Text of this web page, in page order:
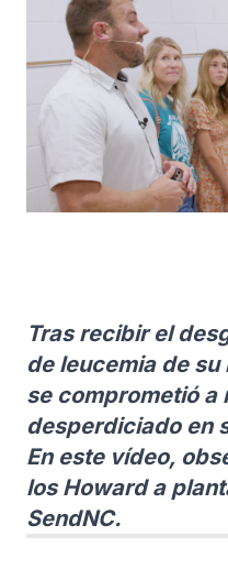
Tras recibir el
de leucemia de
se comprometió a
desperdiciado en
En este vídeo,
los Howard a
SendNC.